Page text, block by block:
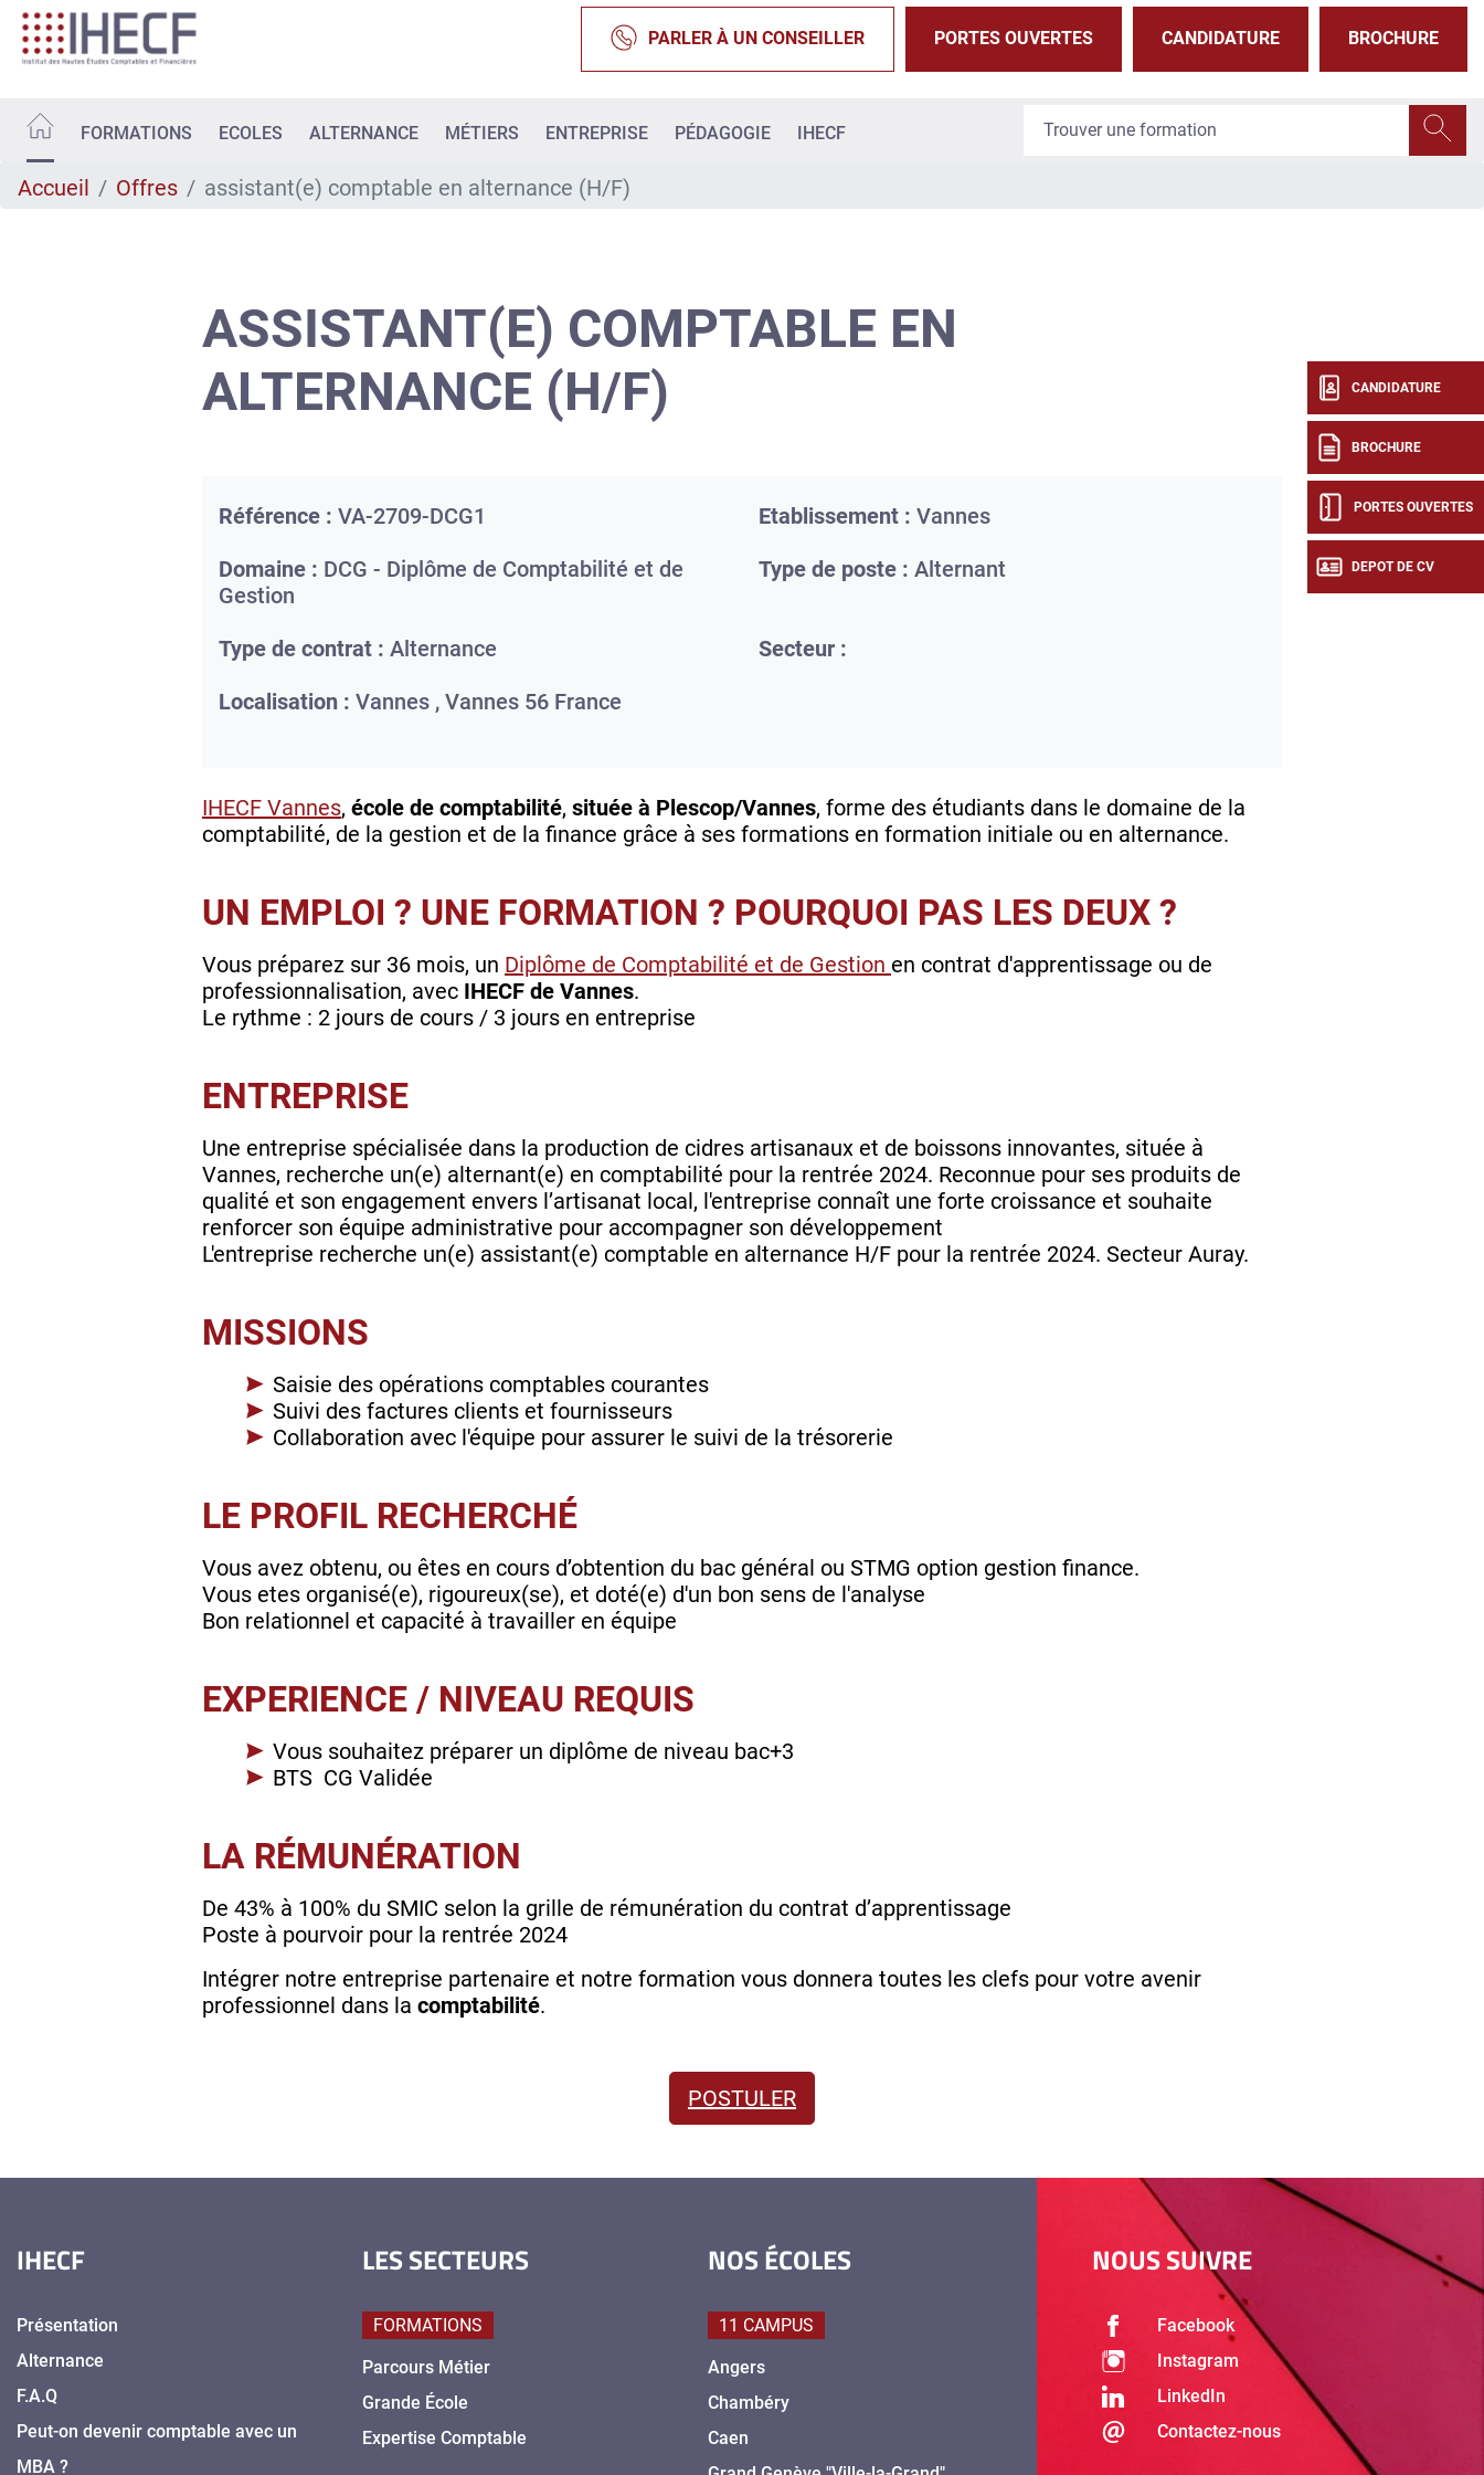
Aller
contenu
PARLER À UN CONSEILLER PORTES OUVERTES CANDIDATURE BROCHURE
FORMATIONS ECOLES ALTERNANCE MÉTIERS ENTREPRISE PÉDAGOGIE IHECF
CANDIDATURE
BROCHURE
PORTES OUVERTES
DEPOT DE CV
Accueil Offres assistant(e) comptable en alternance (H/F)
ASSISTANT(E) COMPTABLE EN
ALTERNANCE (H/F)
Référence : VA-2709-DCG1 Etablissement : Vannes
Domaine : DCG - Diplôme de Comptabilité et de
Gestion
Type de poste : Alternant
Type de contrat : Alternance
Secteur :
Localisation : Vannes , Vannes 56 France
IHECF Vannes, école de comptabilité, située à Plescop/Vannes, forme des étudiants dans le domaine de la
comptabilité, de la gestion et de la finance grâce à ses formations en formation initiale ou en alternance.
UN EMPLOI ? UNE FORMATION ? POURQUOI PAS LES DEUX ?
Vous préparez sur 36 mois, un Diplôme de Comptabilité et de Gestion en contrat d'apprentissage ou de
professionnalisation, avec IHECF de Vannes.
Le rythme : 2 jours de cours / 3 jours en entreprise
ENTREPRISE
Une entreprise spécialisée dans la production de cidres artisanaux et de boissons innovantes, située à
Vannes, recherche un(e) alternant(e) en comptabilité pour la rentrée 2024. Reconnue pour ses produits de
qualité et son engagement envers l’artisanat local, l'entreprise connaît une forte croissance et souhaite
renforcer son équipe administrative pour accompagner son développement
L'entreprise recherche un(e) assistant(e) comptable en alternance H/F pour la rentrée 2024. Secteur Auray.
MISSIONS
Saisie des opérations comptables courantes
Suivi des factures clients et fournisseurs
Collaboration avec l'équipe pour assurer le suivi de la trésorerie
LE PROFIL RECHERCHÉ
Vous avez obtenu, ou êtes en cours d’obtention du bac général ou STMG option gestion finance.
Vous etes organisé(e), rigoureux(se), et doté(e) d'un bon sens de l'analyse
Bon relationnel et capacité à travailler en équipe
EXPERIENCE / NIVEAU REQUIS
Vous souhaitez préparer un diplôme de niveau bac+3
BTS CG Validée
LA RÉMUNÉRATION
De 43% à 100% du SMIC selon la grille de rémunération du contrat d’apprentissage
Poste à pourvoir pour la rentrée 2024
Intégrer notre entreprise partenaire et notre formation vous donnera toutes les clefs pour votre avenir
professionnel dans la comptabilité.
POSTULER
IHECF
Présentation
Alternance
F.A.Q
Peut-on devenir comptable avec un
MBA ?
LES SECTEURS
FORMATIONS
Parcours Métier
Grande École
Expertise Comptable
NOS ÉCOLES
11 CAMPUS
Angers
Chambéry
Caen
NOUS SUIVRE
Facebook
Instagram
LinkedIn
Contactez-nous